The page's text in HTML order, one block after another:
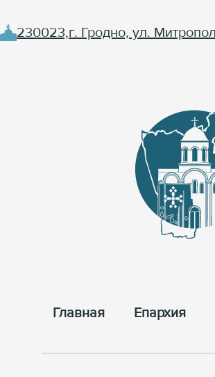
230023,г. Гродно, ул.
Главная Епархия